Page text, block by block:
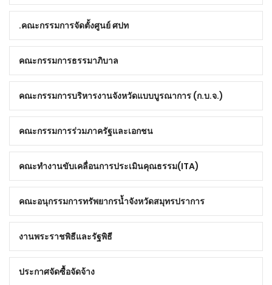
คณะกรรมการจัดตั้งศูนย์ ศปท.
คณะกรรมการธรรมาภิบาล
คณะกรรมการบริหารงานจังหวัดแบบบูรณาการ (ก.บ.จ.)
คณะกรรมการร่วมภาครัฐและเอกชน
คณะทำงานขับเคลื่อนการประเมินคุณธรรม(ITA)
คณะอนุกรรมการทรัพยากรน้ำจังหวัดสมุทรปราการ
งานพระราชพิธีและรัฐพิธี
ประกาศจัดซื้อจัดจ้าง